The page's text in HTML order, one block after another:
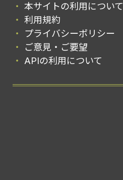
本サイトの利用について
利用規約
プライバシーポリシー
ご意見・ご要望
APIの利用について